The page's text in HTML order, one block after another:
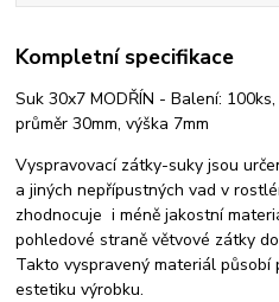
Kompletní specifikace
Suk 30x7 MODŘÍN - Balení:
průměr 30mm, výška 7mm
Vyspravovací zátky-suky jsou
a jiných nepřípustných vad v
zhodnocuje i méně jakostní
pohledové straně větvové zátky
Takto vyspravený materiál působí
estetiku výrobku.